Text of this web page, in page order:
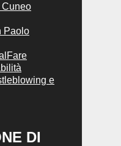
Cuneo
Paolo
e
DI